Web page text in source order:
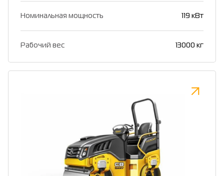
Номинальная мощность 119 кВт
Рабочий вес 13000 кг